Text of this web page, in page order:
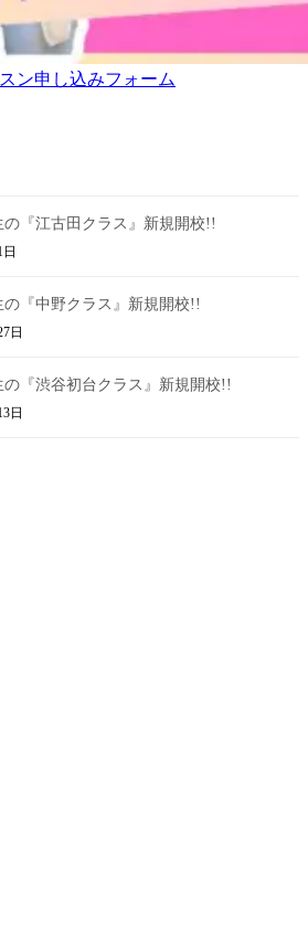
ン申し込みフォーム
の『江古田クラス』新規開校!!
の『中野クラス』新規開校!!
日
の『渋谷初台クラス』新規開校!!
日